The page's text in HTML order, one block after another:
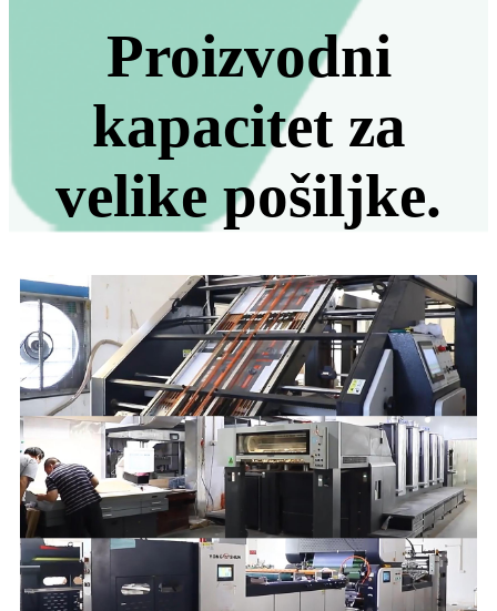
Proizvodni
kapacitet za
velike pošiljke.